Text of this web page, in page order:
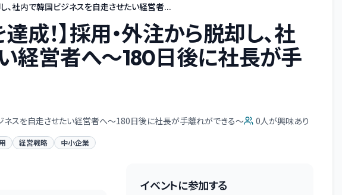
、社内で韓国ビジネスを自走させたい経営者...
成！】採用・外注から脱却し、社
経営者へ〜180日後に社長が手
ネスを自走させたい経営者へ〜180日後に社長が手離れができる〜
0人が興味あり
経営戦略 中小企業
イベントに参加する